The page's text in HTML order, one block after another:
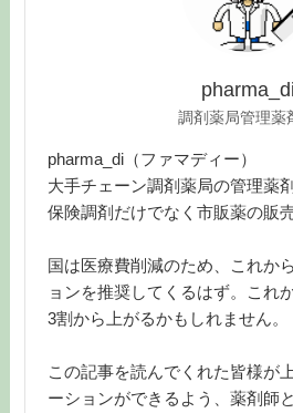
pharma_di
調剤薬局管理薬
pharma_di（ファマディー）
大手チェーン調剤薬局の管理薬剤
保険調剤だけでなく市販薬の販
国は医療費削減のため、これか
ョンを推奨してくるはず。これ
3割から上がるかもしれません。
この記事を読んでくれた皆様が
ーションができるよう、薬剤師